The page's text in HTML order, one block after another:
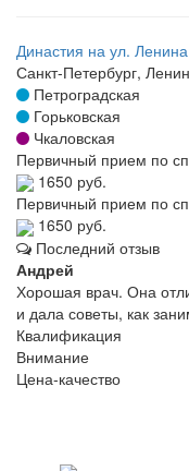
Династия на ул. Ленина
Санкт-Петербург,
Петроградская
Горьковская
Чкаловская
Первичный прием по
1650 руб.
Первичный прием по
1650 руб.
Последний отзыв
Андрей
Хорошая врач. Она
и дала советы, как
Квалификация
Внимание
Цена-качество